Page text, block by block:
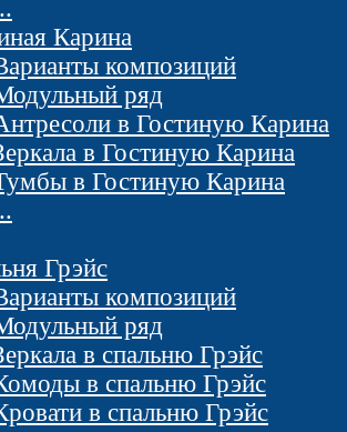
Карина
композиций
ряд
в Гостиную Карина
в Гостиную Карина
в Гостиную Карина
Грэйс
композиций
ряд
в спальню Грэйс
в спальню Грэйс
в спальню Грэйс